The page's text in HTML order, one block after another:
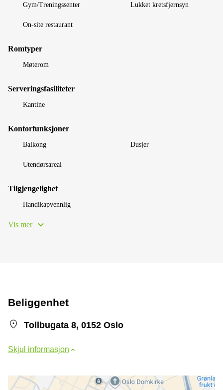
Gym/Treningssenter Lukket kretsfjernsyn
On-site restaurant
Romtyper
Møterom
Serveringsfasiliteter
Kantine
Kontorfunksjoner
Balkong Dusjer
Utendørsareal
Tilgjengelighet
Handikapvennlig
Vis mer
Beliggenhet
Tollbugata 8, 0152 Oslo
Skjul informasjon